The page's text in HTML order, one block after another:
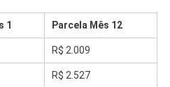
1 Parcela Mês 12
R$ 2.009
R$ 2.527